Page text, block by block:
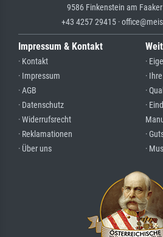
9586 Finkenstein am Faaker
+43 4257 29415 ·
Impressum & Kontakt
· Kontakt
· Impressum
· AGB
· Datenschutz
· Widerrufsrecht
· Reklamationen
· Über uns
·
·
·
·
·
·